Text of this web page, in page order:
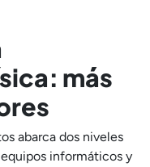
más
abarca dos niveles
informáticos y